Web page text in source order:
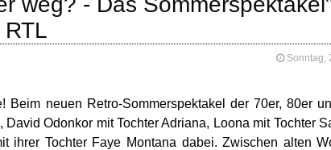
Sonntag,
Beim neuen Retro-Sommerspektakel der 70er, 80er
Odonkor mit Tochter Adriana, Loona mit Tochter
ihrer Tochter Faye Montana dabei. Zwischen alten